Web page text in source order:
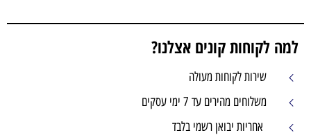
למה לקוחות קונים אצלנו?
שירות לקוחות מעולה
משלוחים מהירים עד 7 ימי עסקים
אחריות יבואן רשמי בלבד